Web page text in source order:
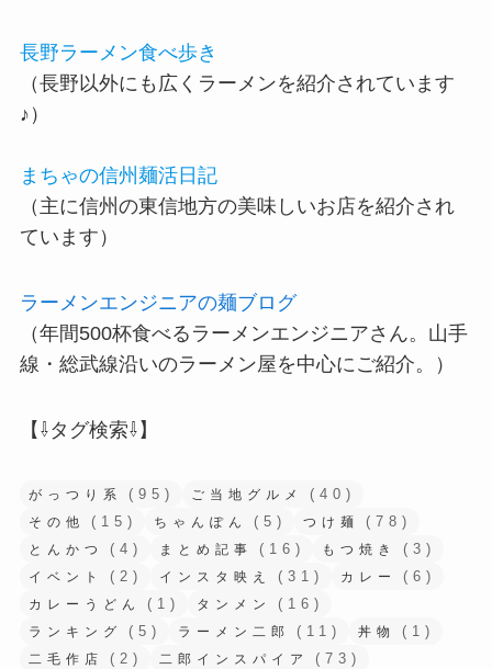
長野ラーメン食べ歩き
（長野以外にも広くラーメンを紹介されています
♪）
まちゃの信州麺活日記
（主に信州の東信地方の美味しいお店を紹介され
ています）
ラーメンエンジニアの麺ブログ
（年間500杯食べるラーメンエンジニアさん。山手
線・総武線沿いのラーメン屋を中心にご紹介。）
【⇩タグ検索⇩】
がっつり系 (95) ご当地グルメ (40)
その他 (15) ちゃんぽん (5) つけ麺 (78)
とんかつ (4) まとめ記事 (16) もつ焼き (3)
イベント (2) インスタ映え (31) カレー (6)
カレーうどん (1) タンメン (16)
ランキング (5) ラーメン二郎 (11) 丼物 (1)
二毛作店 (2) 二郎インスパイア (73)